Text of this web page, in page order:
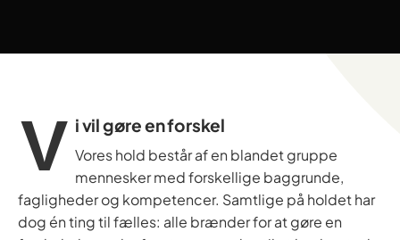
V i vil gøre en forskel
Vores hold består af en blandet gruppe
mennesker med forskellige baggrunde,
fagligheder og kompetencer. Samtlige på holdet har
dog én ting til fælles: alle brænder for at gøre en